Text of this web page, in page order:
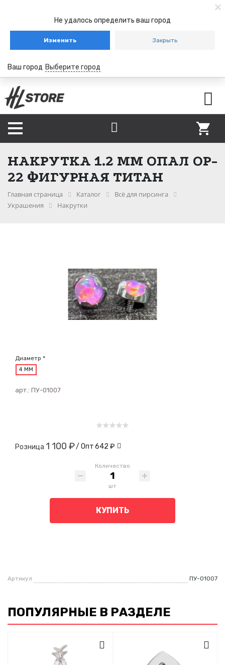
Не удалось определить ваш город
Изменить Закрыть
Ваш город Выберите город
НАКРУТКА 1.2 ММ ОПАЛ OP-
22 ФИГУРНАЯ ТИТАН
Главная страница Каталог
Всё для пирсинга
Украшения
Накрутки
Диаметр *
4 ММ
арт.: ПУ-01007
Розница 1 100 ₽/ Опт642 ₽
Количество
шт
КУПИТЬ
Артикул ПУ-01007
ПОПУЛЯРНЫЕ В РАЗДЕЛЕ